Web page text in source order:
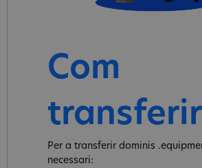
Com
transferir
Per a transferir dominis
necessari: